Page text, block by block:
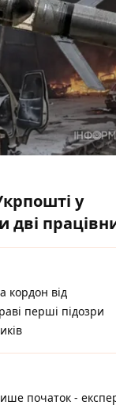
у
дві
кордон від
перші підозри
початок -